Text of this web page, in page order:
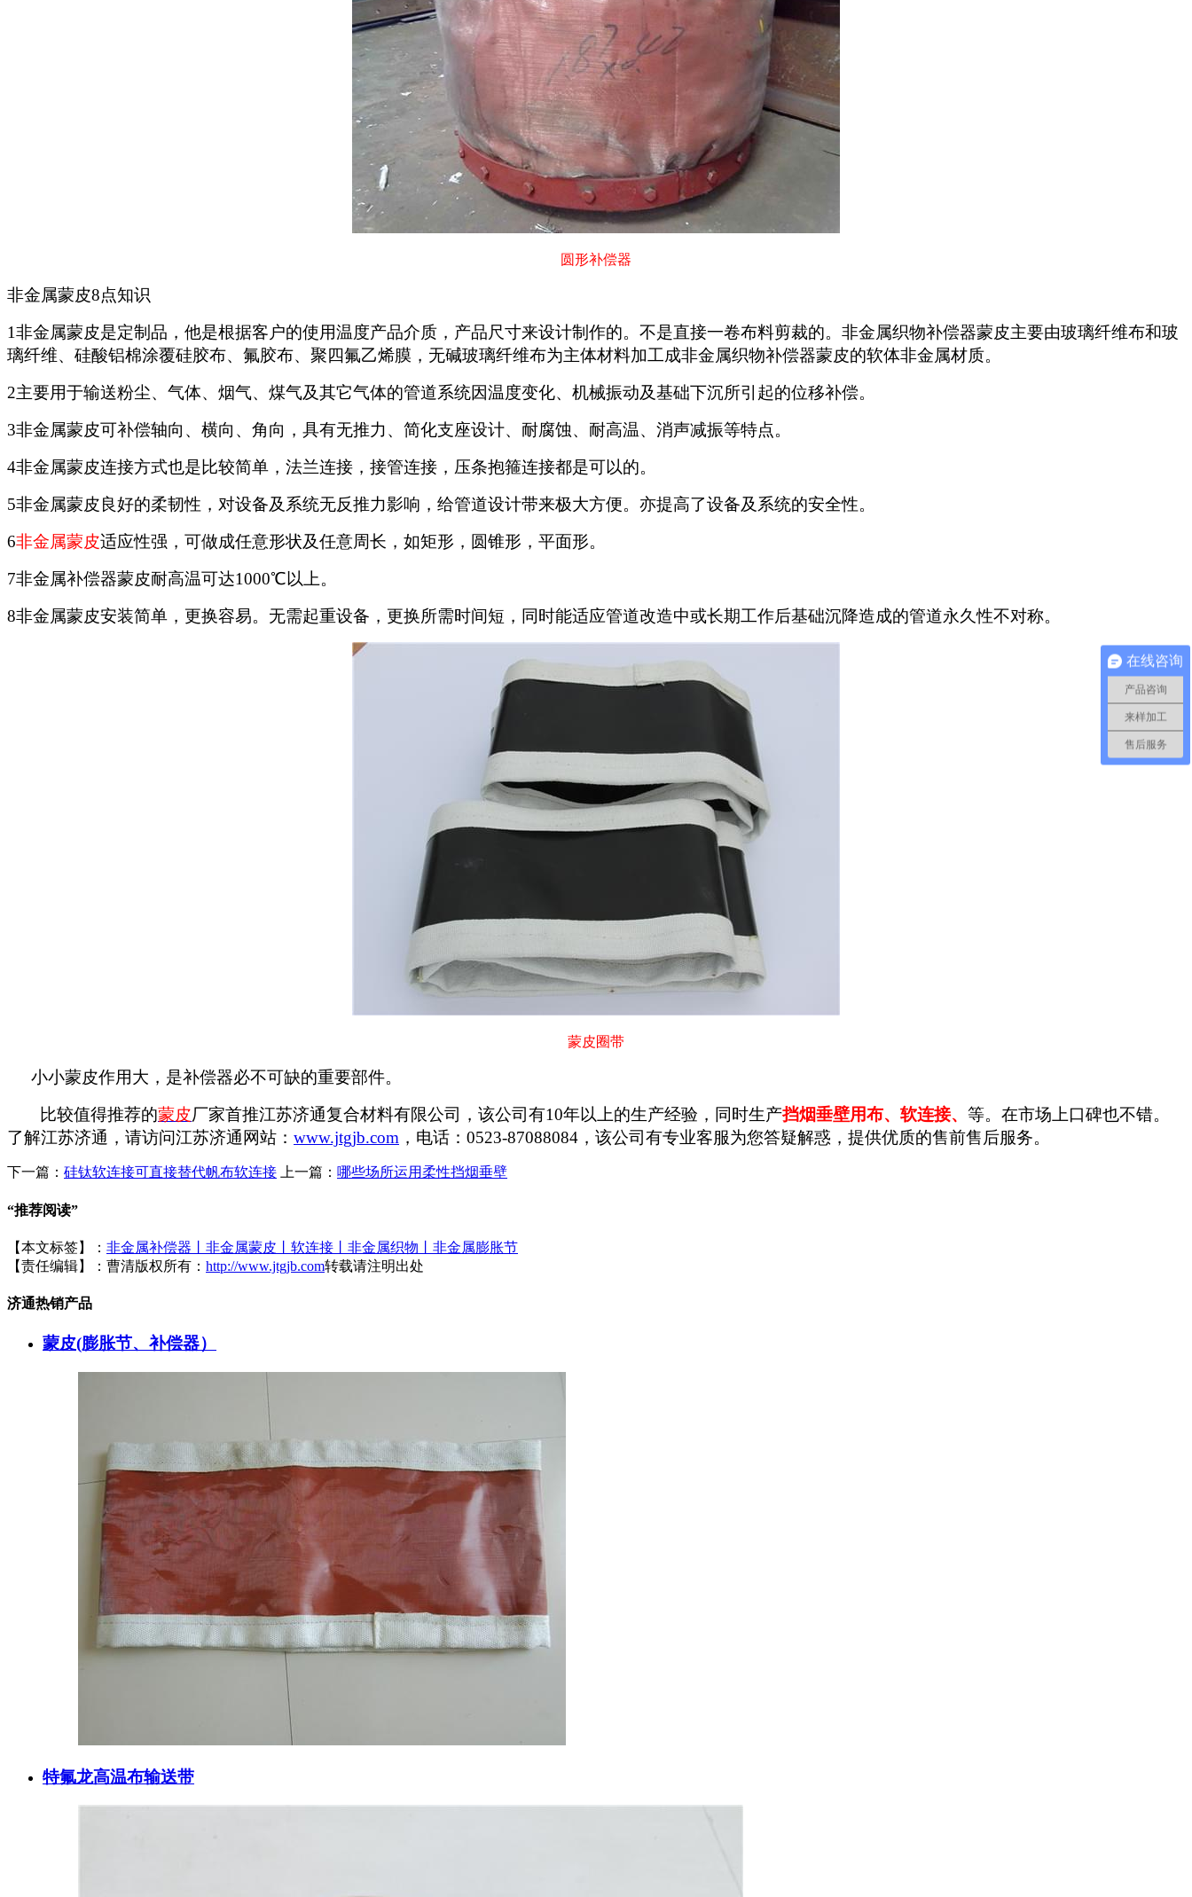
圆形补偿器
非金属蒙皮8点知识
1非金属蒙皮是定制品，他是根据客户的使用温度产品介质，产品尺寸来设计制作的。不是直接一卷布料剪裁的。非金属织物补偿器蒙皮主要由玻璃纤维布和玻
璃纤维、硅酸铝棉涂覆硅胶布、氟胶布、聚四氟乙烯膜，无碱玻璃纤维布为主体材料加工成非金属织物补偿器蒙皮的软体非金属材质。
2主要用于输送粉尘、气体、烟气、煤气及其它气体的管道系统因温度变化、机械振动及基础下沉所引起的位移补偿。
3非金属蒙皮可补偿轴向、横向、角向，具有无推力、简化支座设计、耐腐蚀、耐高温、消声减振等特点。
4非金属蒙皮连接方式也是比较简单，法兰连接，接管连接，压条抱箍连接都是可以的。
5非金属蒙皮良好的柔韧性，对设备及系统无反推力影响，给管道设计带来极大方便。亦提高了设备及系统的安全性。
6非金属蒙皮适应性强，可做成任意形状及任意周长，如矩形，圆锥形，平面形。
7非金属补偿器蒙皮耐高温可达1000℃以上。
8非金属蒙皮安装简单，更换容易。无需起重设备，更换所需时间短，同时能适应管道改造中或长期工作后基础沉降造成的管道永久性不对称。
蒙皮圈带
小小蒙皮作用大，是补偿器必不可缺的重要部件。
比较值得推荐的蒙皮厂家首推江苏济通复合材料有限公司，该公司有10年以上的生产经验，同时生产挡烟垂壁用布、软连接、 等。在市场上口碑也不错。
了解江苏济通，请访问江苏济通网站： www.jtgjb.com ，电话： 0523-87088084 ，该公司有专业客服为您答疑解惑，提供优质的售前售后服务。
下一篇： 硅钛软连接可直接替代帆布软连接 上一篇： 哪些场所运用柔性挡烟垂壁
“推荐阅读”
【本文标签】： 非金属补偿器丨非金属蒙皮丨软连接丨非金属织物丨非金属膨胀节
【责任编辑】： 曹清版权所有： http://www.jtgjb.com转载请注明出处
济通热销产品
蒙皮(膨胀节、补偿器）
特氟龙高温布输送带
在线咨询
产品咨询
来样加工
售后服务